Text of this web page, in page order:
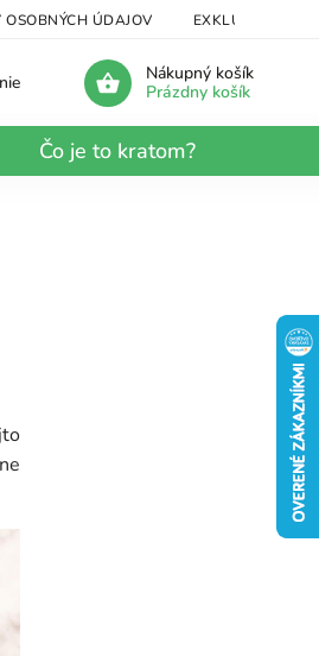
ÚDAJOV EXKLUZÍVNY
Nákupný košík
Prázdny košík
Čo je to kratom?